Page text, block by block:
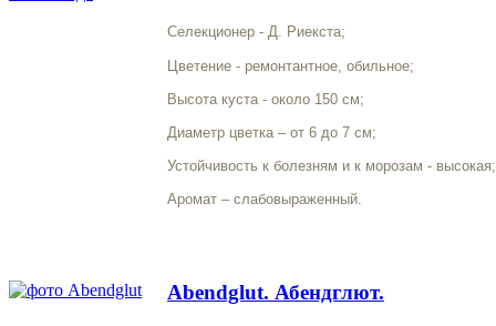
Селекционер - Д. Риекста;
Цветение - ремонтантное, обильное;
Высота куста - около 150 см;
Диаметр цветка – от 6 до 7 см;
Устойчивость к болезням и к морозам - высокая;
Аромат – слабовыраженный.
Abendglut. Абендглют.